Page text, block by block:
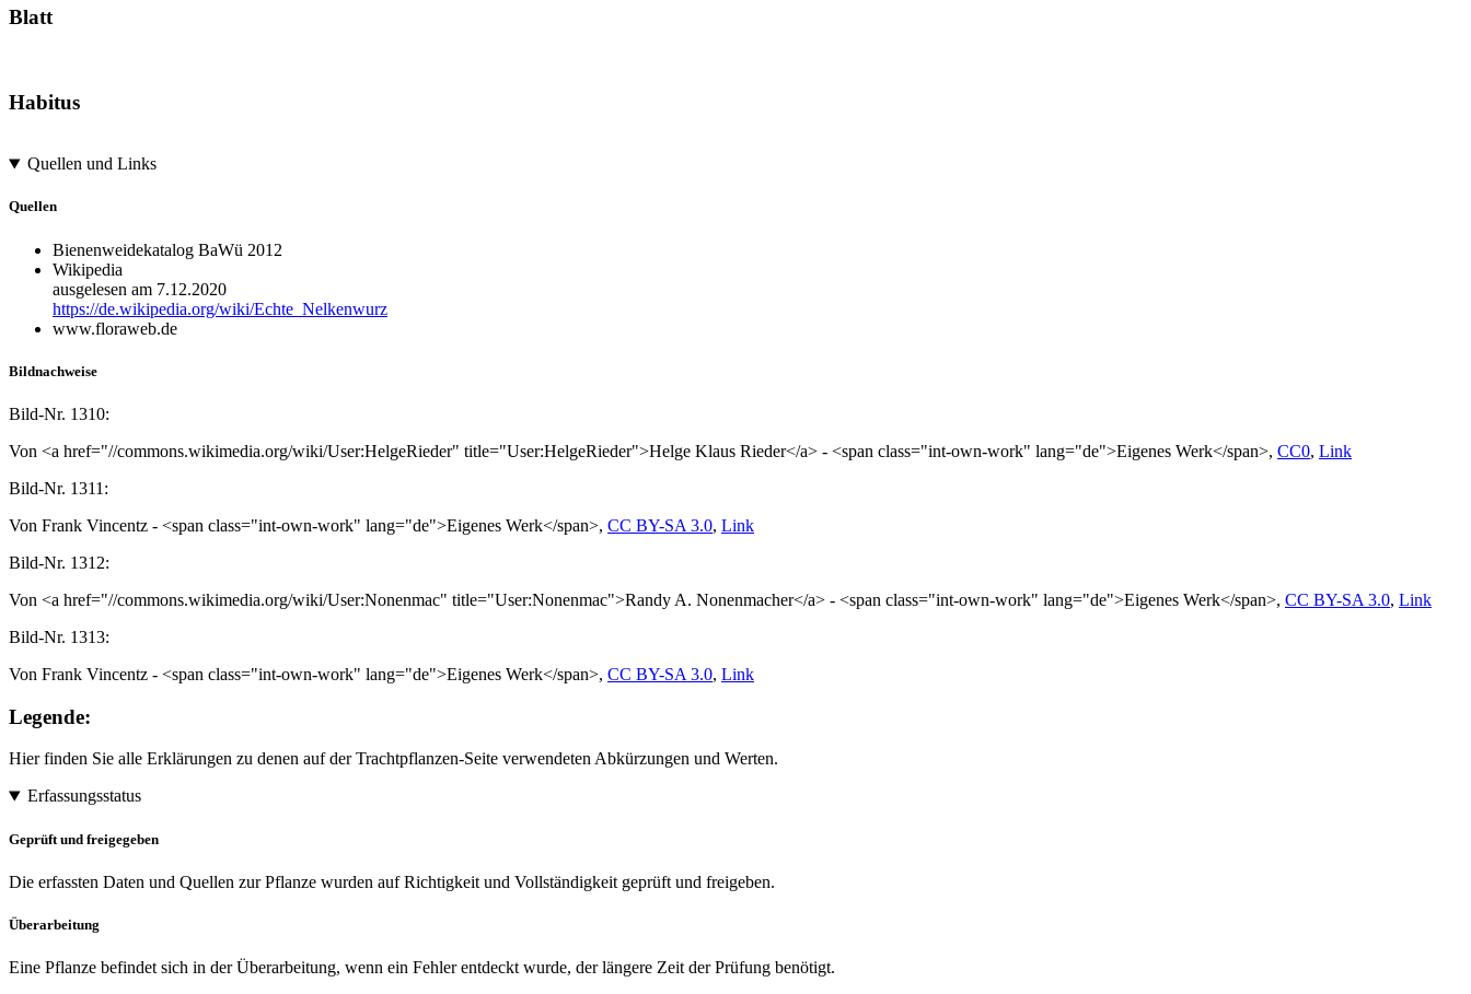
Blatt
Habitus
Quellen und Links
Quellen
Bienenweidekatalog BaWü 2012
Wikipedia
ausgelesen am 7.12.2020
https://de.wikipedia.org/wiki/Echte_Nelkenwurz
www.floraweb.de
Bildnachweise
Bild-Nr. 1310:
Von <a href="//commons.wikimedia.org/wiki/User:HelgeRieder" title="User:HelgeRieder">Helge Klaus Rieder</a> - <span class="int-own-work" lang="de">Eigenes Werk</span>, CC0, Link
Bild-Nr. 1311:
Von Frank Vincentz - <span class="int-own-work" lang="de">Eigenes Werk</span>, CC BY-SA 3.0, Link
Bild-Nr. 1312:
Von <a href="//commons.wikimedia.org/wiki/User:Nonenmac" title="User:Nonenmac">Randy A. Nonenmacher</a> - <span class="int-own-work" lang="de">Eigenes Werk</span>, CC BY-SA 3.0, Link
Bild-Nr. 1313:
Von Frank Vincentz - <span class="int-own-work" lang="de">Eigenes Werk</span>, CC BY-SA 3.0, Link
Legende:
Hier finden Sie alle Erklärungen zu denen auf der Trachtpflanzen-Seite verwendeten Abkürzungen und Werten.
Erfassungsstatus
Geprüft und freigegeben
Die erfassten Daten und Quellen zur Pflanze wurden auf Richtigkeit und Vollständigkeit geprüft und freigeben.
Überarbeitung
Eine Pflanze befindet sich in der Überarbeitung, wenn ein Fehler entdeckt wurde, der längere Zeit der Prüfung benötigt.